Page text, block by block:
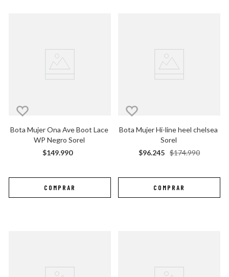
Bota Mujer Ona Ave Boot Lace
WP Negro Sorel
$149.990
Bota Mujer Hi-line heel chelsea
Sorel
$174.990
$96.245